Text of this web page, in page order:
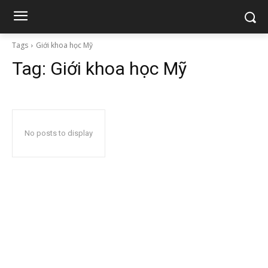
Tags Giới khoa học Mỹ
Tag: Giới khoa học Mỹ
No posts to display